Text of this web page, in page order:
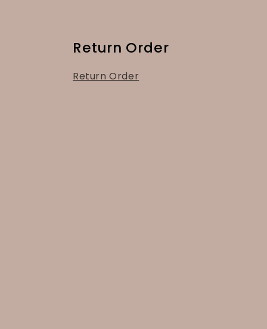
Return Order
Return Order